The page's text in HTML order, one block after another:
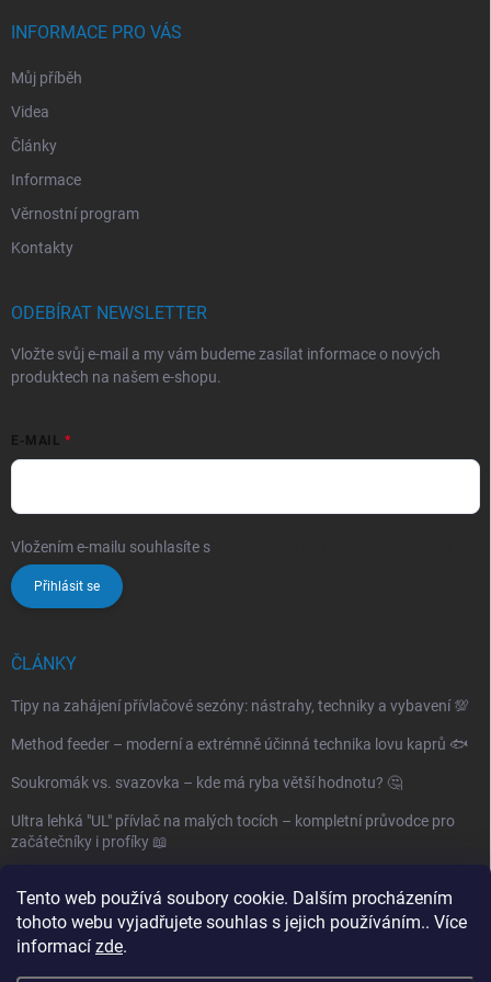
Tento web používá soubory cookie. Dalším procházením
tohoto webu vyjadřujete souhlas s jejich používáním.. Více
informací zde.
INFORMACE PRO VÁS
Můj příběh
Videa
Články
Informace
Věrnostní program
Kontakty
ODEBÍRAT NEWSLETTER
Vložte svůj e-mail a my vám budeme zasílat informace o nových
produktech na našem e-shopu.
E-MAIL
Vložením e-mailu souhlasíte s
Přihlásit se
ČLÁNKY
Tipy na zahájení přívlačové sezóny: nástrahy, techniky a vybavení 💯
Method feeder – moderní a extrémně účinná technika lovu kaprů 🐟
Soukromák vs. svazovka – kde má ryba větší hodnotu? 🤔
Ultra lehká "UL" přívlač na malých tocích – kompletní průvodce pro
začátečníky i profíky 📖
Archiv